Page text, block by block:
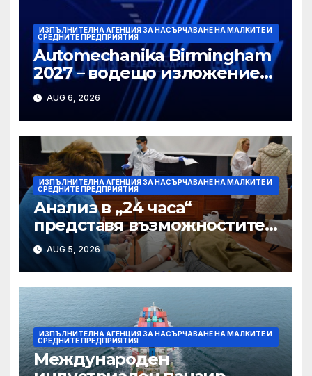
ИЗПЪЛНИТЕЛНА АГЕНЦИЯ ЗА НАСЪРЧАВАНЕ НА МАЛКИТЕ И
СРЕДНИТЕ ПРЕДПРИЯТИЯ
Automechanika Birmingham
2027 – водещо изложение
за автомобилната
индустрия във
Великобритания
AUG 6, 2026
ИЗПЪЛНИТЕЛНА АГЕНЦИЯ ЗА НАСЪРЧАВАНЕ НА МАЛКИТЕ И
СРЕДНИТЕ ПРЕДПРИЯТИЯ
Анализ в „24 часа“
представя възможностите
на проектa RESCALE за
растеж на българските
предприятия
AUG 5, 2026
ИЗПЪЛНИТЕЛНА АГЕНЦИЯ ЗА НАСЪРЧАВАНЕ НА МАЛКИТЕ И
СРЕДНИТЕ ПРЕДПРИЯТИЯ
Международен